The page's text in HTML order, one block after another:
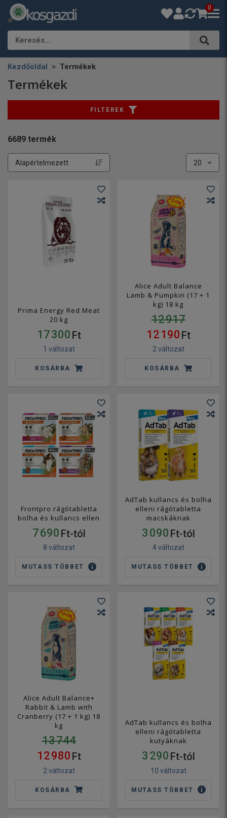
0
Keresés…
Kezdőoldal Termékek
Termékek
6689 termék
FILTEREK
Prima Energy Red Meat
20 kg
17 300 Ft
1 változat
KOSÁRBA
Alice Adult Balance
Lamb & Pumpkin (17 + 1
kg) 18 kg
12 917
12 190 Ft
2 változat
KOSÁRBA
Frontpro rágótabletta
bolha és kullancs ellen
7 690 Ft-tól
8 változat
MUTASS TÖBBET
AdTab kullancs és bolha
elleni rágótabletta
macskáknak
3 090 Ft-tól
4 változat
MUTASS TÖBBET
Alice Adult Balance+
Rabbit & Lamb with
Cranberry (17 + 1 kg) 18
kg
13 744
12 980 Ft
2 változat
KOSÁRBA
AdTab kullancs és bolha
elleni rágótabletta
kutyáknak
3 290 Ft-tól
10 változat
MUTASS TÖBBET